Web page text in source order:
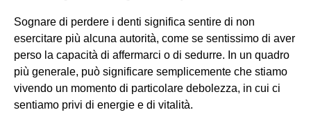
Sognare di perdere i denti significa sentire di non
esercitare più alcuna autorità, come se sentissimo di aver
perso la capacità di affermarci o di sedurre. In un quadro
più generale, può significare semplicemente che stiamo
vivendo un momento di particolare debolezza, in cui ci
sentiamo privi di energie e di vitalità.